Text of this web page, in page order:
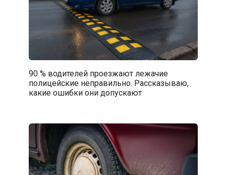
90 % водителей проезжают лежачие
полицейские неправильно. Рассказываю,
какие ошибки они допускают